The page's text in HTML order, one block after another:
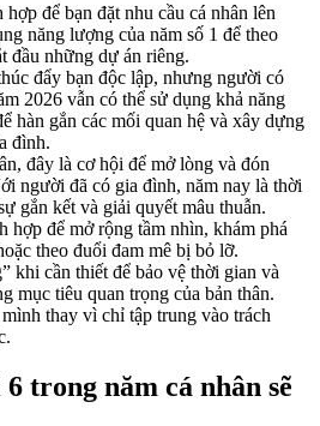
để bạn đặt nhu cầu cá nhân lên
năng lượng của năm số 1 để theo
đầu những dự án riêng.
đẩy bạn độc lập, nhưng người có
2026 vẫn có thể sử dụng khả năng
hàn gắn các mối quan hệ và xây dựng
đình.
đây là cơ hội để mở lòng và đón
người đã có gia đình, năm nay là thời
gắn kết và giải quyết mâu thuẫn.
hợp để mở rộng tầm nhìn, khám phá
theo đuổi đam mê bị bỏ lỡ.
khi cần thiết để bảo vệ thời gian và
mục tiêu quan trọng của bản thân.
thay vì chỉ tập trung vào trách
trong năm cá nhân sẽ